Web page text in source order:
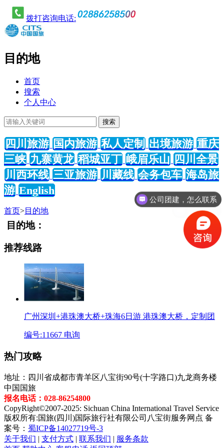
拨打咨询电话:
目的地
首页
搜索
个人中心
四川旅游 国内旅游 私人定制 出境旅游 重庆
三峡 九寨黄龙 稻城亚丁 峨眉乐山 四川全景
川西环线 三亚旅游 川藏线 会务包车 海岛旅
游 English
首页>目的地
目的地：
推荐线路
广州深圳+港珠澳大桥+珠海6日游 港珠澳大桥，定制团
编号:11667 电询
热门攻略
地址：四川省成都市青羊区八宝街90号(十字路口)九龙商务楼
中国国旅
报名电话：028-86254800
CopyRight©2007-2025: Sichuan China International Travel Service
版权所有:国旅(四川)国际旅行社有限公司八宝街服务网点 备
案号： 蜀ICP备14027719号-3
关于我们 | 支付方式 | 联系我们 | 服务条款
公司团建，怎么联系
会议包车